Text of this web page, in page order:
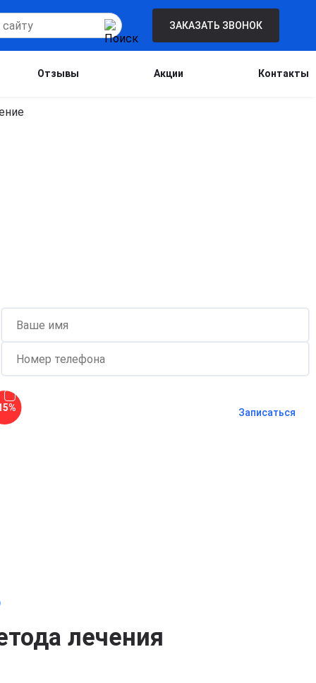
ЗАКАЗАТЬ ЗВОНОК
Отзывы Акции Контакты
Записаться
лечения